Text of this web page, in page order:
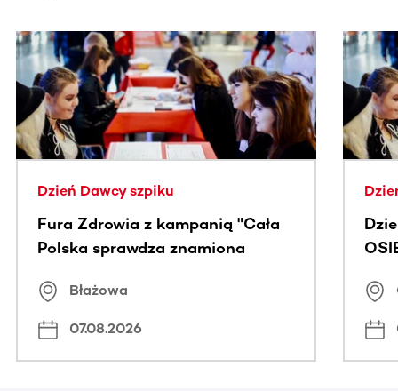
Ta sekcja zawiera treści przewijane w poziomie. Użyj
Dzień Dawcy szpiku
Fura Zdrowia z kampanią "Cała
Polska sprawdza znamiona
Błażowa
07.08.2026